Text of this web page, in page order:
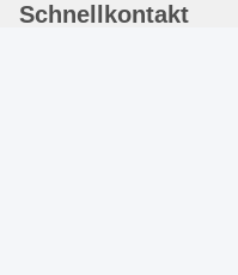
Schnellkontakt